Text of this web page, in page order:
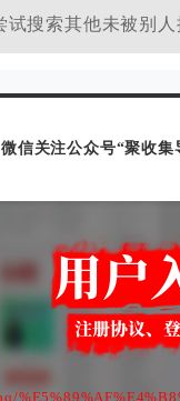
搜索其他未被别
微信关注公众号“聚收集